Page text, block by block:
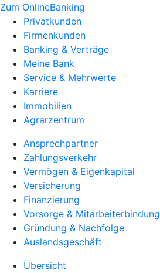
Zum OnlineBanking
Privatkunden
Firmenkunden
Banking & Verträge
Meine Bank
Service & Mehrwerte
Karriere
Immobilien
Agrarzentrum
Ansprechpartner
Zahlungsverkehr
Vermögen & Eigenkapital
Versicherung
Finanzierung
Vorsorge & Mitarbeiterbindung
Gründung & Nachfolge
Auslandsgeschäft
Übersicht